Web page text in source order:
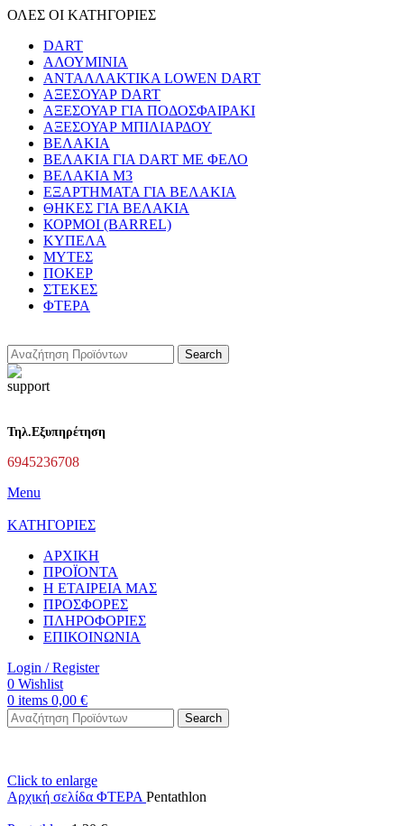
ΟΛΕΣ ΟΙ ΚΑΤΗΓΟΡΙΕΣ
DART
ΑΛΟΥΜΙΝΙΑ
ΑΝΤΑΛΛΑΚΤΙΚΑ LOWEN DART
ΑΞΕΣΟΥΑΡ DART
ΑΞΕΣΟΥΑΡ ΓΙΑ ΠΟΔΟΣΦΑΙΡΑΚΙ
ΑΞΕΣΟΥΑΡ ΜΠΙΛΙΑΡΔΟΥ
ΒΕΛΑΚΙΑ
ΒΕΛΑΚΙΑ ΓΙΑ DART ΜΕ ΦΕΛΟ
ΒΕΛΑΚΙΑ Μ3
ΕΞΑΡΤΗΜΑΤΑ ΓΙΑ ΒΕΛΑΚΙΑ
ΘΗΚΕΣ ΓΙΑ ΒΕΛΑΚΙΑ
ΚΟΡΜΟΙ (BARREL)
ΚΥΠΕΛΑ
ΜΥΤΕΣ
ΠΟΚΕΡ
ΣΤΕΚΕΣ
ΦΤΕΡΑ
Search
Τηλ.Εξυπηρέτηση
6945236708
Menu
ΚΑΤΗΓΟΡΙΕΣ
ΑΡΧΙΚΗ
ΠΡΟΪΟΝΤΑ
Η ΕΤΑΙΡΕΙΑ ΜΑΣ
ΠΡΟΣΦΟΡΕΣ
ΠΛΗΡΟΦΟΡΙΕΣ
ΕΠΙΚΟΙΝΩΝΙΑ
Login / Register
0 Wishlist
0 items 0,00 €
Search
Click to enlarge
Αρχική σελίδα ΦΤΕΡΑ Pentathlon